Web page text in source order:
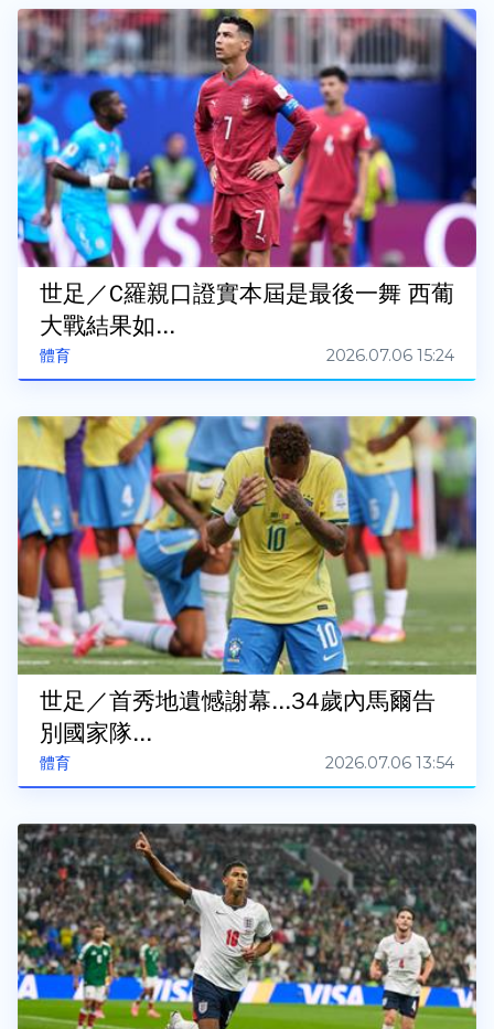
體育
世足／C羅親口證實本屆是最後一舞 西葡
大戰結果如...
2026.07.06 15:24
體育
世足／首秀地遺憾謝幕...34歲內馬爾告
別國家隊...
2026.07.06 13:54